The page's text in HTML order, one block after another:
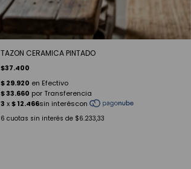
TAZON CERAMICA PINTADO
$37.400
6 cuotas sin interés de $6.233,33